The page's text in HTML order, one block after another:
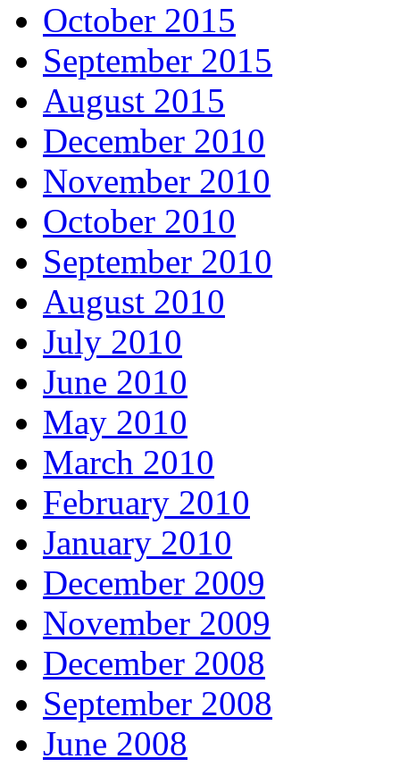
October 2015
September 2015
August 2015
December 2010
November 2010
October 2010
September 2010
August 2010
July 2010
June 2010
May 2010
March 2010
February 2010
January 2010
December 2009
November 2009
December 2008
September 2008
June 2008